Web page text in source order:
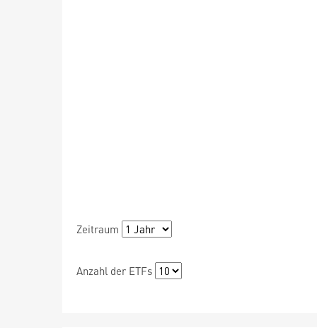
Zeitraum
Anzahl der ETFs